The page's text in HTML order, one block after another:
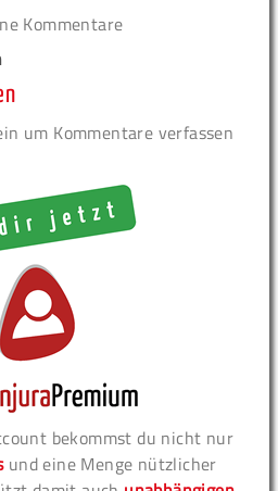
Kommentare
um Kommentare verfassen
bekommst du nicht nur
und eine Menge nützlicher